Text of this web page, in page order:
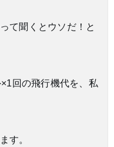
て聞くとウソだ！と
回の飛行機代を、私
す。